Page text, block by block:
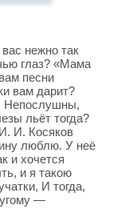
нежно так
глаз? «Мама
песни
вам дарит?
Непослушны,
льёт тогда?
И. Косяков
люблю. У неё
и хочется
и я такою
И тогда,
—